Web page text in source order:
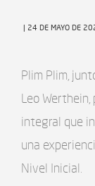
| 24 DE MAYO DE
Plim Plim,
Leo
integral que
una
Nivel Inicial.